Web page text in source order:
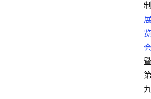
制
展
览
会
暨
第
九